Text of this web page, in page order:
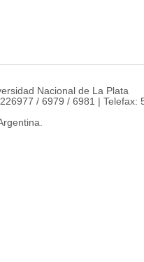
Nacional de La Plata
/ 6979 / 6981 | Telefax: